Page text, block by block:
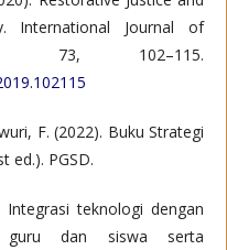
International Journal of
73, 102–115.
F. (2022). Buku Strategi
ed.). PGSD.
teknologi dengan
guru dan siswa serta